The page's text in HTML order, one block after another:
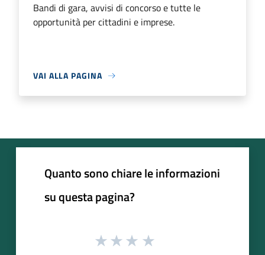
Bandi di gara, avvisi di concorso e tutte le
opportunità per cittadini e imprese.
VAI ALLA PAGINA
Quanto sono chiare le informazioni
su questa pagina?